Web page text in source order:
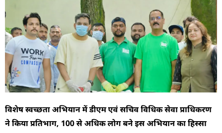
विशेष स्वच्छता अभियान में डीएम एवं सचिव विधिक सेवा प्राधिकरण
ने किया प्रतिभाग, 100 से अधिक लोग बने इस अभियान का हिस्सा